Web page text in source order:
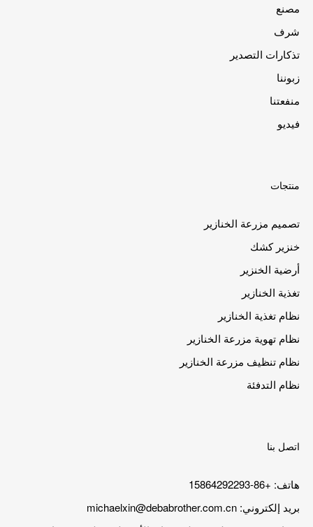
مصنع
شرف
تذكارات التصدير
زبوننا
منفعتنا
فيديو
منتجات
تصميم مزرعة الخنازير
خنزير كشك
أرضية الخنزير
تغذية الخنازير
نظام تغذية الخنازير
نظام تهوية مزرعة الخنازير
نظام تنظيف مزرعة الخنازير
نظام التدفئة
اتصل بنا
هاتف: +86-15864292293
بريد إلكتروني: michaelxin@debabrother.com.cn